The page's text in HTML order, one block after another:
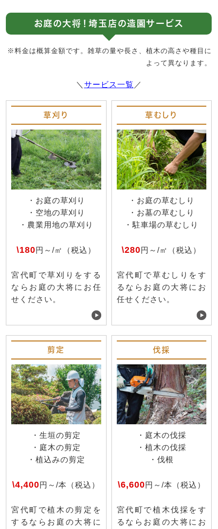
お庭の大将！埼玉店の造園サービス
※料金は概算金額です。雑草の量や長さ、植木の高さや種目に
よって異なります。
＼ サービス一覧 ／
草刈り
・お庭の草刈り
・空地の草刈り
・農業用地の草刈り
\180円～/㎡（税込）
宮代町で草刈りをする
ならお庭の大将にお任
せください。
草むしり
・お庭の草むしり
・お墓の草むしり
・駐車場の草むしり
\280円～/㎡（税込）
宮代町で草むしりをす
るならお庭の大将にお
任せください。
剪定
・生垣の剪定
・庭木の剪定
・植込みの剪定
\4,400円～/本（税込）
宮代町で植木の剪定を
するならお庭の大将に
伐採
・庭木の伐採
・植木の伐採
・伐根
\6,600円～/本（税込）
宮代町で植木伐採をす
るならお庭の大将にお